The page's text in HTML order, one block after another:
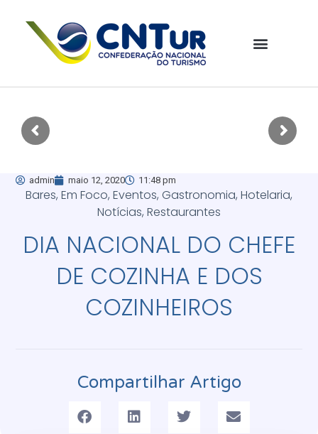
admin maio 12, 2020 11:48 pm
Bares, Em Foco, Eventos, Gastronomia, Hotelaria,
Notícias, Restaurantes
DIA NACIONAL DO CHEFE
DE COZINHA E DOS
COZINHEIROS
Compartilhar Artigo